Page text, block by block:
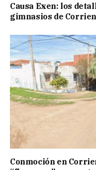
Causa Exen: los
gimnasios de
Conmoción en